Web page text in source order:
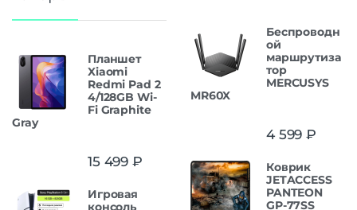
Планшет
Xiaomi
Redmi Pad 2
4/128GB Wi-
Fi Graphite
Gray
15 499 ₽
Игровая
консоль
Беспроводн
ой
маршрутиза
тор
MERCUSYS
MR60X
4 599 ₽
Коврик
JETACCESS
PANTEON
GP-77SS